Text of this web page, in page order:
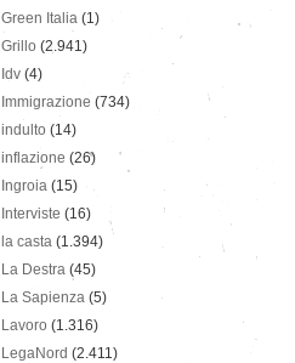
Green Italia (1)
Grillo (2.941)
Idv (4)
Immigrazione (734)
indulto (14)
inflazione (26)
Ingroia (15)
Interviste (16)
la casta (1.394)
La Destra (45)
La Sapienza (5)
Lavoro (1.316)
LegaNord (2.411)